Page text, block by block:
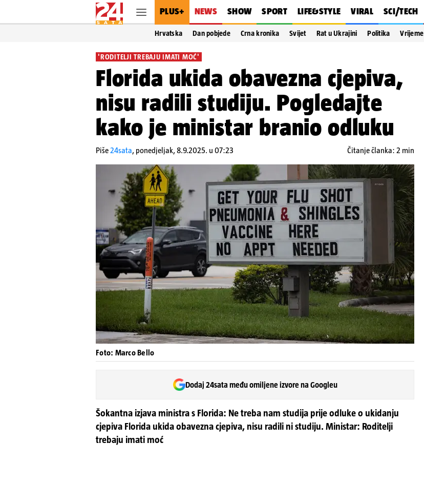
PLUS+ NEWS SHOW SPORT LIFE&STYLE VIRAL SCI/TECH
Hrvatska Dan pobjede Crna kronika Svijet Rat u Ukrajini Politika Vrijeme
'RODITELJI TREBAJU IMATI MOĆ'
Florida ukida obavezna cjepiva,
nisu radili studiju. Pogledajte
kako je ministar branio odluku
Piše24sata, ponedjeljak, 8.9.2025. u 07:23 Čitanje članka: 2 min
Foto: Marco Bello
Dodaj 24sata među omiljene izvore na Googleu
Šokantna izjava ministra s Florida: Ne treba nam studija prije odluke o ukidanju
cjepiva Florida ukida obavezna cjepiva, nisu radili ni studiju. Ministar: Roditelji
trebaju imati moć